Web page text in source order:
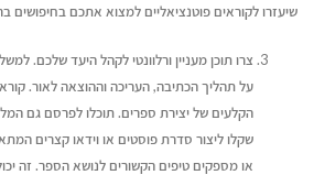
שיעזרו לקוראים פוטנציאליים למצוא אתכם בחיפושים
צרו תוכן מעניין ורלוונטי לקהל היעד שלכם.
על תהליך הכתיבה, העריכה וההוצאה לאור.
הקלעים של יצירת ספרים. תוכלו לפרסם גם
שקלו ליצור סדרת פוסטים או וידאו קצרים
או מספקים טיפים הקשורים לנושא הספר. זה